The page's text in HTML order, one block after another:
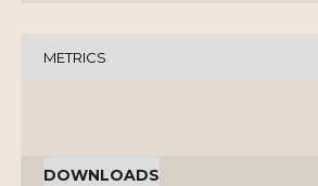
METRICS
DOWNLOADS